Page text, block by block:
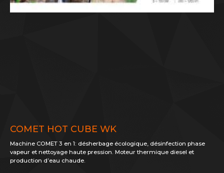
COMET HOT CUBE WK
Machine COMET 3 en 1: désherbage écologique, désinfection phase
vapeur et nettoyage haute pression. Moteur thermique diesel et
production d’eau chaude.